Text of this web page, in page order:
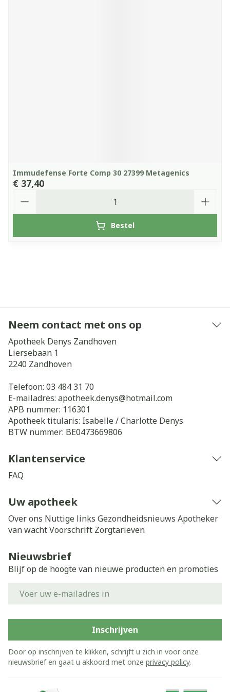
Immudefense Forte Comp 30 27399 Metagenics
€ 37,40
Bestel
Neem contact met ons op
Apotheek Denys Zandhoven
Liersebaan 1
2240 Zandhoven
Telefoon: 03 484 31 70
E-mailadres: apotheek.denys@hotmail.com
APB nummer: 116301
Apotheek titularis: Isabelle / Charlotte Denys
BTW nummer: BE0473669806
Klantenservice
FAQ
Uw apotheek
Over ons Nuttige links Gezondheidsnieuws Apotheker
van wachtVoorschrift Zorgtarieven
Nieuwsbrief
Blijf op de hoogte van nieuwe producten en promoties
Inschrijven
Door op inschrijven te klikken, schrijft u zich in voor onze
nieuwsbrief en gaat u akkoord met onze privacy policy.